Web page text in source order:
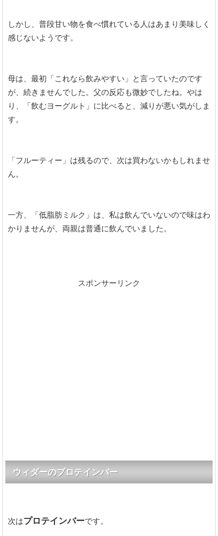
しかし、普段甘い物を食べ慣れている人はあまり美味しく
感じないようです。
母は、最初「これなら飲みやすい」と言っていたのです
が、続きませんでした。父の反応も微妙でしたね。やは
り、「飲むヨーグルト」に比べると、減りが悪い気がしま
す。
「フルーティー」は残るので、次は買わないかもしれませ
ん。
一方、「低脂肪ミルク」は、私は飲んでいないので味はわ
かりませんが、両親は普通に飲んでいました。
スポンサーリンク
ウィダーのプロテインバー
次はプロテインバーです。